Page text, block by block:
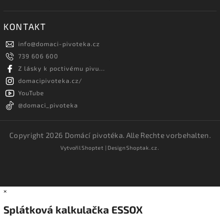
KONTAKT
info@domaci-pivoteka.cz
739 606 600
Z lásky k poctivému pivu...
domacipivoteka.cz/
YouTube
@domaci_pivoteka
Copyright 2026 Domácí pivotéka . Alle Rechte vorbehalten.
VytvořilShoptet | DesignShoptak.cz.
×
Splátková kalkulačka ESSOX